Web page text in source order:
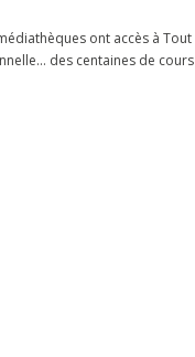
ont accès à
des centaines de